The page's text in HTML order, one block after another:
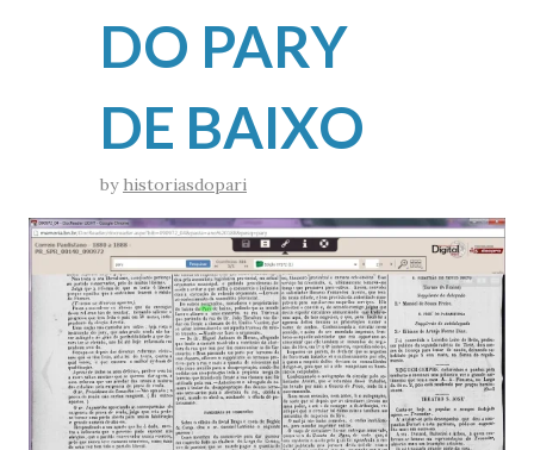
DO PARY
DE BAIXO
by historiasdopari